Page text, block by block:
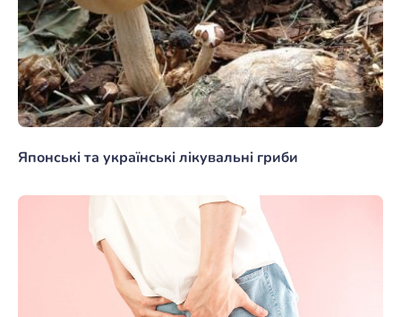
Японські та українські лікувальні гриби